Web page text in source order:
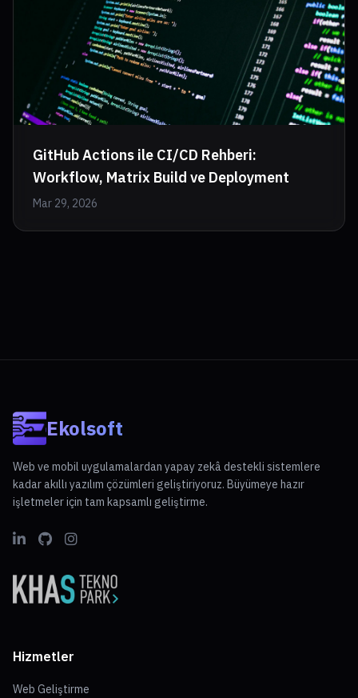
GitHub Actions ile CI/CD Rehberi:
Workflow, Matrix Build ve Deployment
Mar 29, 2026
Ekolsoft
Web ve mobil uygulamalardan yapay zekâ destekli sistemlere
kadar akıllı yazılım çözümleri geliştiriyoruz. Büyümeye hazır
işletmeler için tam kapsamlı geliştirme.
Hizmetler
Web Geliştirme